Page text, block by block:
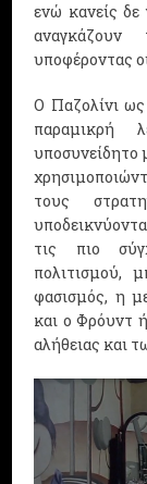
ενώ κανείς δε
υποφέροντας
Ο Παζολίνι ως
παραμικρή
υποσυνείδητο
τους
τις πιο
πολιτισμού,
φασισμός, η
και ο Φρόυντ
αλήθειας και